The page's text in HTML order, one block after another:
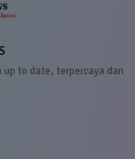
to date, terpercaya dan